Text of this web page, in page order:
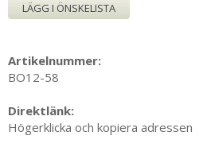
LÄGG I ÖNSKELISTA
Artikelnummer:
BO12-58
Direktlänk:
Högerklicka och kopiera adressen